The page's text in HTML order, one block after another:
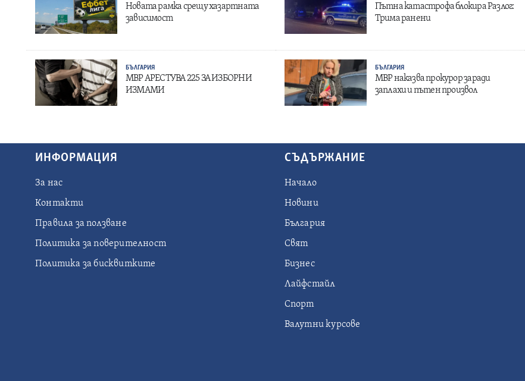
Новата рамка срещу хазартната
зависимост
Пътна катастрофа блокира Разлог:
Трима ранени
БЪЛГАРИЯ
МВР АРЕСТУВА 225 ЗА ИЗБОРНИ
ИЗМАМИ
БЪЛГАРИЯ
МВР наказва прокурор заради
заплахи и пътен произвол
ИНФОРМАЦИЯ
За нас
Контакти
Правила за ползване
Политика за поверителност
Политика за бисквитките
СЪДЪРЖАНИЕ
Начало
Новини
България
Свят
Бизнес
Лайфстайл
Спорт
Валутни курсове